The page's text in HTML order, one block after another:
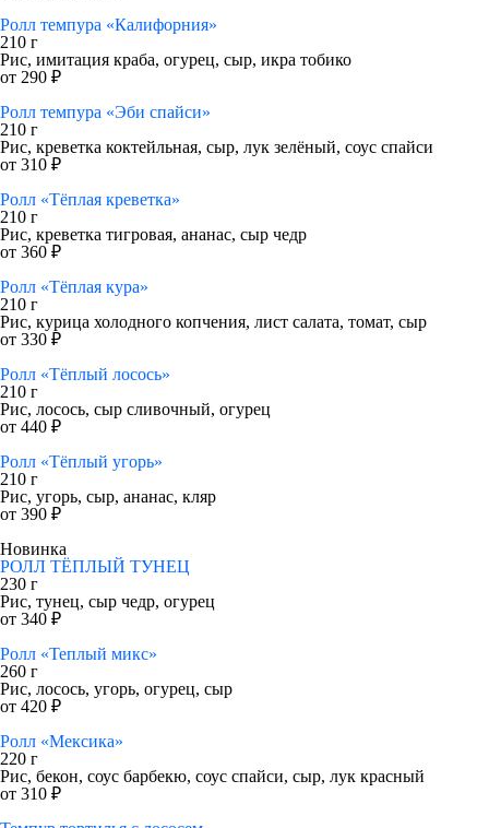
Ролл темпура «Калифорния»
210 г
Рис, имитация краба, огурец, сыр, икра тобико
от 290 ₽
Ролл темпура «Эби спайси»
210 г
Рис, креветка коктейльная, сыр, лук зелёный, соус спайси
от 310 ₽
Ролл «Тёплая креветка»
210 г
Рис, креветка тигровая, ананас, сыр чедр
от 360 ₽
Ролл «Тёплая кура»
210 г
Рис, курица холодного копчения, лист салата, томат, сыр
от 330 ₽
Ролл «Тёплый лосось»
210 г
Рис, лосось, сыр сливочный, огурец
от 440 ₽
Ролл «Тёплый угорь»
210 г
Рис, угорь, сыр, ананас, кляр
от 390 ₽
Новинка
РОЛЛ ТЁПЛЫЙ ТУНЕЦ
230 г
Рис, тунец, сыр чедр, огурец
от 340 ₽
Ролл «Теплый микс»
260 г
Рис, лосось, угорь, огурец, сыр
от 420 ₽
Ролл «Мексика»
220 г
Рис, бекон, соус барбекю, соус спайси, сыр, лук красный
от 310 ₽